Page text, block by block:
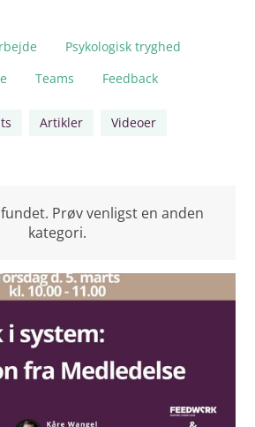
Psykologisk tryghed
Teams Feedback
Artikler
Videoer
Prøv venligst en anden
kategori.